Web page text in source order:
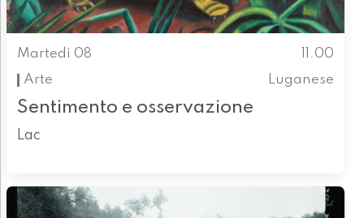
Martedì 08
11.00
Arte
Luganese
Sentimento e osservazione
Lac